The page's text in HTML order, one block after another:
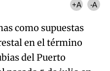
del Puerto
5 de julio en
que el origen estuvo